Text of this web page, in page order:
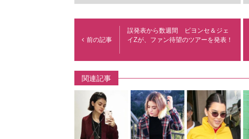
前の記事
誤発表から数週間 ビヨンセ＆ジェ
イZが、ファン待望のツアーを発表！
関連記事